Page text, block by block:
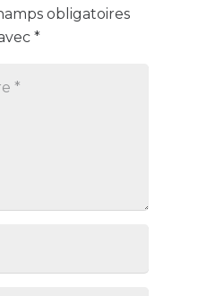
obligatoires
*